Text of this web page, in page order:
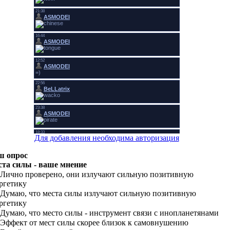
Для добавления необходима авторизация
опрос
силы - ваше мнение
Лично проверено, они излучают сильную позитивную
Думаю, что места силы излучают сильную позитивную
Думаю, что место силы - инструмент связи с инопланетянами
Эффект от мест силы скорее близок к самовнушению